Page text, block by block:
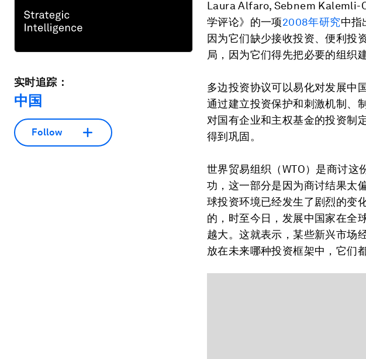
实时追踪：
中国
Follow
Laura Alfaro, Sebnem Kalemli-
学评论》的一项2008年研究中指
因为它们缺少接收投资、便利投
局，因为它们得先把必要的组织
多边投资协议可以易化对发展中
通过建立投资保护和刺激机制、
对国有企业和主权基金的投资制
得到巩固。
世界贸易组织（WTO）是商讨这
功，这一部分是因为商讨结果太
球投资环境已经发生了剧烈的变
的，时至今日，发展中国家在全
越大。这就表示，某些新兴市场
放在未来哪种投资框架中，它们